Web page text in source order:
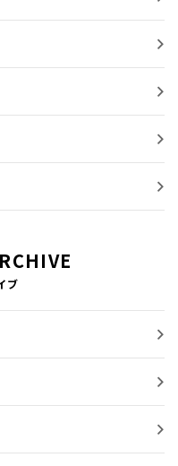
ブ